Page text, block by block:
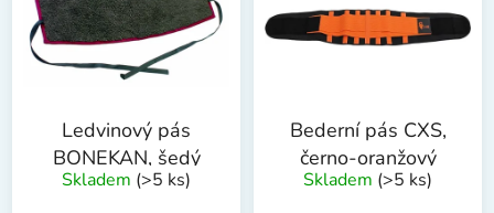
Ledvinový pás
BONEKAN, šedý
Skladem (>5 ks)
Bederní pás CXS,
černo-oranžový
Skladem (>5 ks)